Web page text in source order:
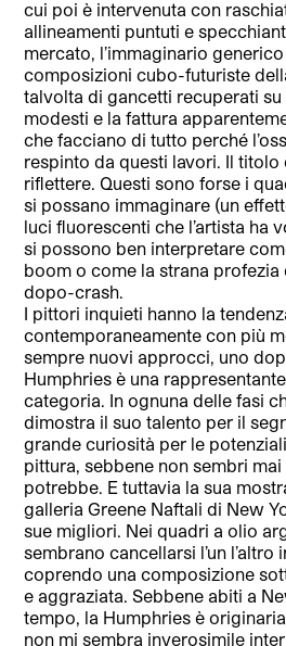
cui poi è intervenuta con
allineamenti puntuti e
mercato, l’immaginario
composizioni cubo-futuriste
talvolta di gancetti recuperati su
modesti e la fattura
che facciano di tutto perché
respinto da questi lavori. Il
riflettere. Questi sono forse i
si possano immaginare (un
luci fluorescenti che l’artista ha
si possono ben interpretare
boom o come la strana profezia
dopo-crash.
I pittori inquieti hanno la
contemporaneamente con più
sempre nuovi approcci, uno
Humphries è una
categoria. In ognuna delle fasi
dimostra il suo talento per il
grande curiosità per le
pittura, sebbene non sembri
potrebbe. E tuttavia la sua
galleria Greene Naftali di New
sue migliori. Nei quadri a olio
sembrano cancellarsi l’un l’altro
coprendo una composizione
e aggraziata. Sebbene abiti a
tempo, la Humphries è
non mi sembra inverosimile